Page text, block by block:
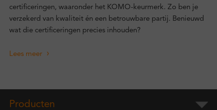
certificeringen, waaronder het KOMO-keurmerk. Zo ben je
verzekerd van kwaliteit én een betrouwbare partij. Benieuwd
wat die certificeringen precies inhouden?
Lees meer
Producten